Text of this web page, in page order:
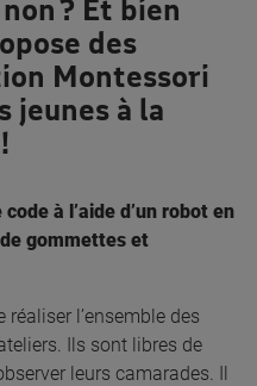
? Et bien
des
Montessori
jeunes à la
à l’aide d’un robot en
gommettes et
l’ensemble des
Ils sont libres de
leurs camarades. Il